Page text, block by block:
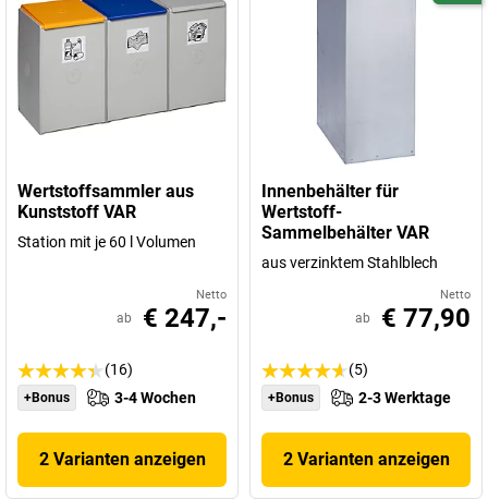
Wertstoffsammler aus
Kunststoff VAR
Station mit je 60 l Volumen
Netto
ab € 247,-
(16)
+Bonus 3-4 Wochen
2 Varianten anzeigen
Innenbehälter für
Wertstoff-
Sammelbehälter VAR
aus verzinktem Stahlblech
Netto
ab € 77,90
(5)
+Bonus 2-3 Werktage
2 Varianten anzeigen